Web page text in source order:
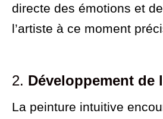
directe des émotions et
l’artiste à ce moment
2. Développement de
La peinture intuitive